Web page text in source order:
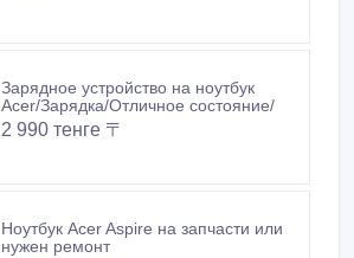
Зарядное устройство на ноутбук
Acer/Зарядка/Отличное состояние/
2 990 тенге 〒
Ноутбук Acer Aspire на запчасти или
нужен ремонт